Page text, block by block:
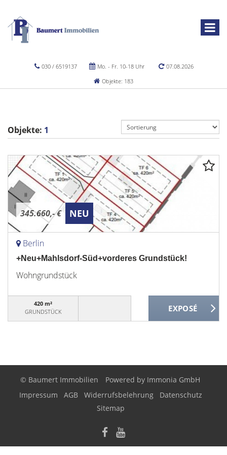
030 / 6519137 Mo. - Fr. 10-18 Uhr
07.08.2026
Objekte: 183
Objekte: 1
345.660,- € NEU
Berlin
+Neu+Mahlsdorf-Süd+vorderes Grundstück!
Wohngrundstück
420 m²
GRUNDSTÜCK
© Baumert Immobilien Powered by Immonia GmbH
Impressum
AGB Widerrufsbelehrung
Datenschutz
Sitemap